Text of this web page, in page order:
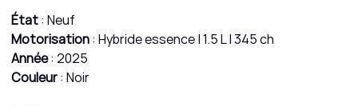
État: Neuf
Motorisation: Hybride essence | 1.5 L | 345 ch
Année: 2025
Couleur: Noir